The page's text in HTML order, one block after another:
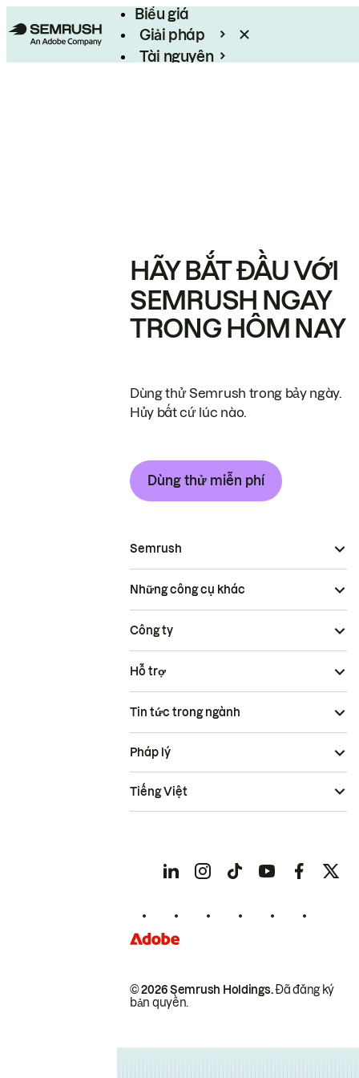
Biểu giá
Giải pháp
Tài nguyên
HÃY BẮT ĐẦU VỚI
SEMRUSH NGAY
TRONG HÔM NAY
Dùng thử Semrush trong bảy ngày.
Hủy bất cứ lúc nào.
Dùng thử miễn phí
Semrush
Những công cụ khác
Công ty
Hỗ trợ
Tin tức trong ngành
© 2026 Semrush Holdings.Đã đăng ký
bản quyền.
Pháp lý
Tiếng Việt